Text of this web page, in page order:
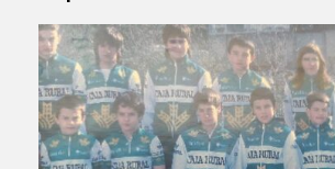
zerbitzuak hobetzeko asmoz, cookie
baliatzen gara. Ohar hau onartuz gero,
erabiltzeko baimen esplizitua ematen
irakurri